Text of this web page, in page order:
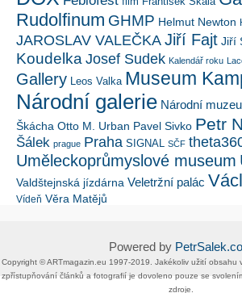
Rudolfinum GHMP Helmut Newton
JAROSLAV VALEČKA Jiří Fajt Jiří
Koudelka Josef Sudek Kalendář roku
Gallery Leos Valka Museum
Národní galerie Národní
Škácha Otto M. Urban Pavel Sivko Petr
Šálek prague Praha SIGNAL SČF
Uměleckoprůmyslové museum
Valdštejnská jízdárna Veletržní palác
Vídeň Věra Matějů
Powered by
Copyright ©​ ​​ARTmagazin.eu ​1997-2019​.​ Jakékoliv užití obsahu
zpřístupňování článků a fotografií je dovoleno pouze se
zdroje.